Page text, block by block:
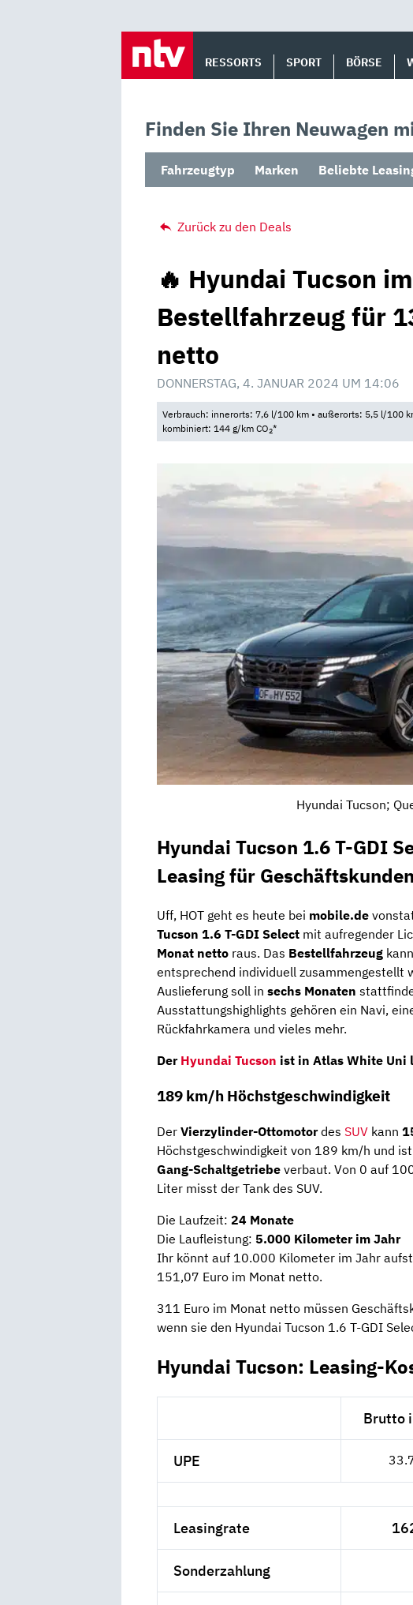
RESSORTS SPORT BÖRSE
Finden Sie Ihren Neuwagen
Fahrzeugtyp Marken Beliebte
Zurück zu den Deals
🔥 Hyundai Tucson
Bestellfahrzeug für
netto
DONNERSTAG, 4. JANUAR 2024 UM 14:06
Verbrauch: innerorts: 7,6 l/100 km • außerorts: 5,5 l/100
kombiniert: 144 g/km CO2*
Hyundai Tucson;
Hyundai Tucson 1.6 T-GDI
Leasing für Geschäftskunden
Uff, HOT geht es heute bei mobile.de
Tucson 1.6 T-GDI Select mit aufregender
Monat netto raus. Das Bestellfahrzeug
entsprechend individuell zusammengestellt
Auslieferung soll in sechs Monaten
Ausstattungshighlights gehören ein Navi,
Rückfahrkamera und vieles mehr.
Der Hyundai Tucson ist in Atlas White Uni
189 km/h Höchstgeschwindigkeit
Der Vierzylinder-Ottomotordes SUV kann
Höchstgeschwindigkeit von 189 km/h und
Gang-Schaltgetriebe verbaut. Von 0 auf
Liter misst der Tank des SUV.
Die Laufzeit: 24 Monate
Die Laufleistung: 5.000 Kilometer im Jahr
Ihr könnt auf 10.000 Kilometer im Jahr
151,07 Euro im Monat netto.
311 Euro im Monat netto müssen
wenn sie den Hyundai Tucson 1.6 T-GDI
Hyundai Tucson: Leasing-
Brutto
UPE
Leasingrate
Sonderzahlung